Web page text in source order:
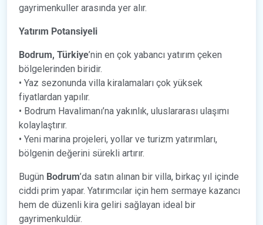
gayrimenkuller arasında yer alır.
Yatırım Potansiyeli
Bodrum, Türkiye’nin en çok yabancı yatırım çeken
bölgelerinden biridir.
• Yaz sezonunda villa kiralamaları çok yüksek
fiyatlardan yapılır.
• Bodrum Havalimanı’na yakınlık, uluslararası ulaşımı
kolaylaştırır.
• Yeni marina projeleri, yollar ve turizm yatırımları,
bölgenin değerini sürekli artırır.
Bugün Bodrum’da satın alınan bir villa, birkaç yıl içinde
ciddi prim yapar. Yatırımcılar için hem sermaye kazancı
hem de düzenli kira geliri sağlayan ideal bir
gayrimenkuldür.